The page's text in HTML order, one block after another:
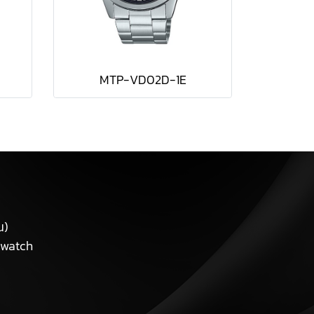
MTP-VD02D-1E
)